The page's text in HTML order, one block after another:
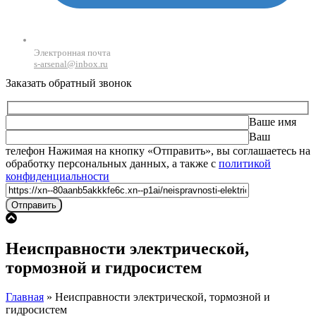
Электронная почта
s-arsenal@inbox.ru
Заказать обратный звонок
Ваше имя
Ваш
телефон Оставьте это поле пустым.
Нажимая на кнопку «Отправить», вы соглашаетесь на
обработку персональных данных, а также с политикой
конфиденциальности
Неисправности электрической,
тормозной и гидросистем
Главная » Неисправности электрической, тормозной и
гидросистем